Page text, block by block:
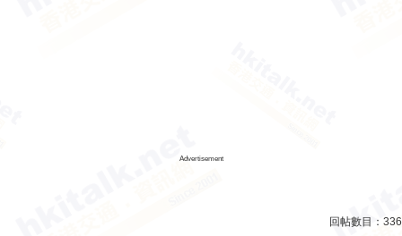
Advertisement
回帖數目： 336